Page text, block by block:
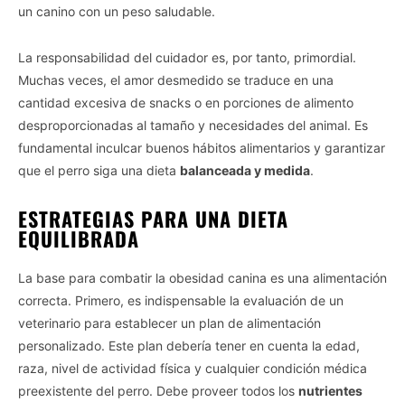
un canino con un peso saludable.
La responsabilidad del cuidador es, por tanto, primordial.
Muchas veces, el amor desmedido se traduce en una
cantidad excesiva de snacks o en porciones de alimento
desproporcionadas al tamaño y necesidades del animal. Es
fundamental inculcar buenos hábitos alimentarios y garantizar
que el perro siga una dieta balanceada y medida.
ESTRATEGIAS PARA UNA DIETA
EQUILIBRADA
La base para combatir la obesidad canina es una alimentación
correcta. Primero, es indispensable la evaluación de un
veterinario para establecer un plan de alimentación
personalizado. Este plan debería tener en cuenta la edad,
raza, nivel de actividad física y cualquier condición médica
preexistente del perro. Debe proveer todos los nutrientes